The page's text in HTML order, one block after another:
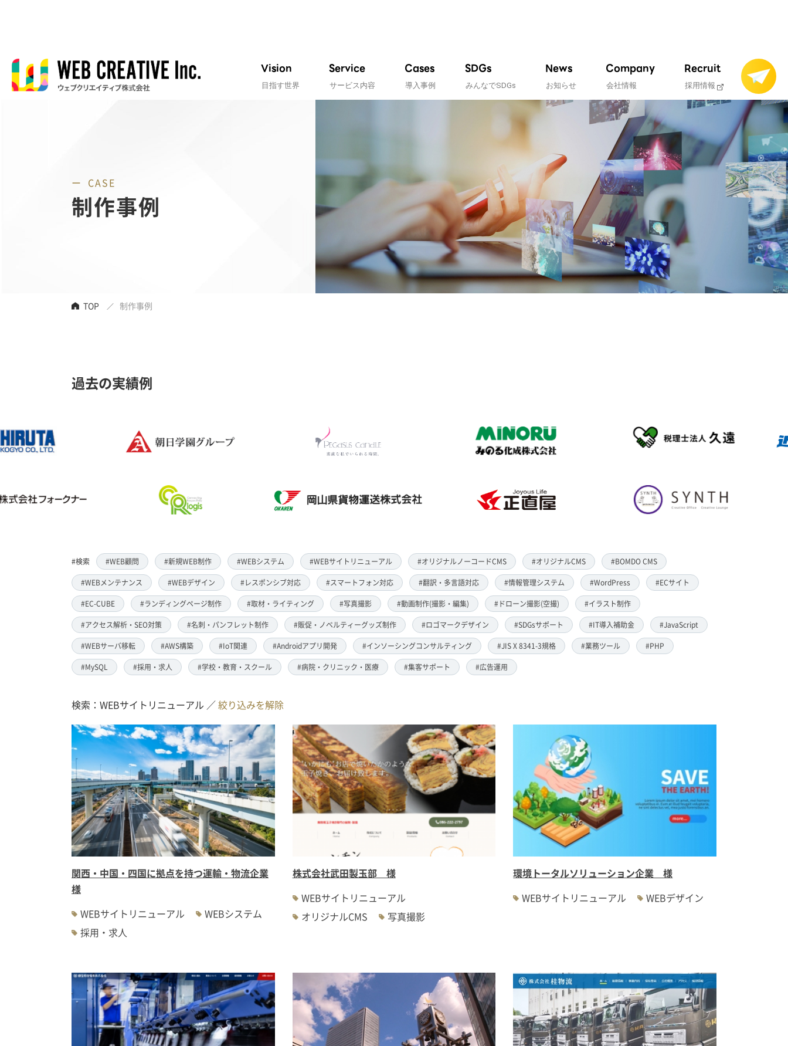
Vision
目指す世界
Service
サービス内容
Cases
導入事例
SDGs
みんなでSDGs
News
お知らせ
Company
会社情報
Recruit
採用情報
CASE
制作事例
TOP 制作事例
過去の実績例
#検索 #WEB顧問 #新規WEB制作 #WEBシステム #WEBサイトリニューアル #オリジナルノーコードCMS #オリジナルCMS #BOMDO CMS
#WEBメンテナンス #WEBデザイン #レスポンシブ対応 #スマートフォン対応 #翻訳・多言語対応 #情報管理システム #WordPress #ECサイト
#EC-CUBE #ランディングページ制作 #取材・ライティング #写真撮影 #動画制作(撮影・編集) #ドローン撮影(空撮) #イラスト制作
#アクセス解析・SEO対策 #名刺・パンフレット制作 #販促・ノベルティーグッズ制作 #ロゴマークデザイン #SDGsサポート #IT導入補助金 #JavaScript
#WEBサーバ移転 #AWS構築 #IoT関連 #Androidアプリ開発 #インソーシングコンサルティング #JIS X 8341-3規格 #業務ツール #PHP
#MySQL #採用・求人 #学校・教育・スクール #病院・クリニック・医療 #集客サポート #広告運用
検索：WEBサイトリニューアル ／絞り込みを解除
関西・中国・四国に拠点を持つ運輸・物流企業
様
WEBサイトリニューアル
WEBシステム
採用・求人
株式会社武田製玉部 様
WEBサイトリニューアル
オリジナルCMS
写真撮影
環境トータルソリューション企業 様
WEBサイトリニューアル
WEBデザイン